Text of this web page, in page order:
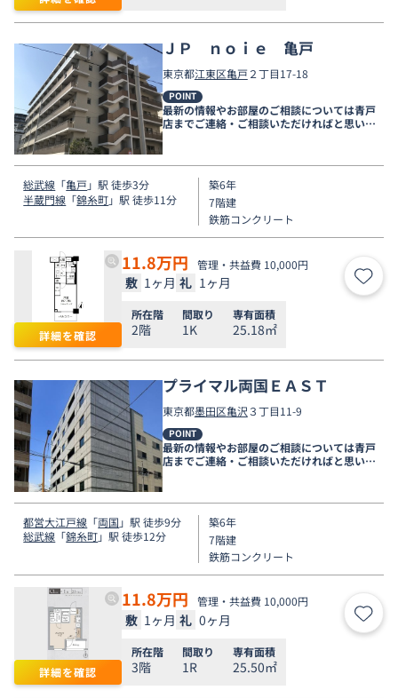
ＪＰ ｎｏｉｅ 亀戸
東京都江東区亀戸２丁目17-18
POINT
最新の情報やお部屋のご相談については青戸
店までご連絡・ご相談いただければと思いま
す。
総武線 「亀戸」駅 徒歩3分
半蔵門線 「錦糸町」駅 徒歩11分
築6年
7階建
鉄筋コンクリート
詳細を確認
11.8万円 管理・共益費 10,000円
敷 1ヶ月 礼 1ヶ月 お気
所在階
2階
間取り
1K
専有面積
25.18㎡
プライマル両国ＥＡＳＴ
東京都墨田区亀沢３丁目11-9
POINT
最新の情報やお部屋のご相談については青戸
店までご連絡・ご相談いただければと思いま
す。
都営大江戸線 「両国 」駅 徒歩9分
総武線 「錦糸町」駅 徒歩12分
築6年
7階建
鉄筋コンクリート
詳細を確認
11.8万円 管理・共益費 10,000円
敷 1ヶ月 礼 0ヶ月 お気
所在階
3階
間取り
1R
専有面積
25.50㎡